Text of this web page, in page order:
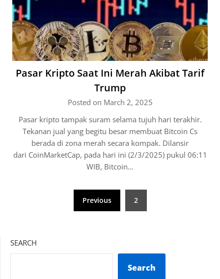
Pasar Kripto Saat Ini Merah Akibat Tarif
Trump
Posted on March 2, 2025
Pasar kripto tampak suram selama tujuh hari terakhir.
Tekanan jual yang begitu besar membuat Bitcoin Cs
berada di zona merah secara kompak. Dilansir
dari CoinMarketCap, pada hari ini (2/3/2025) pukul 06:11
WIB, Bitcoin…
Previous 2
SEARCH
Search